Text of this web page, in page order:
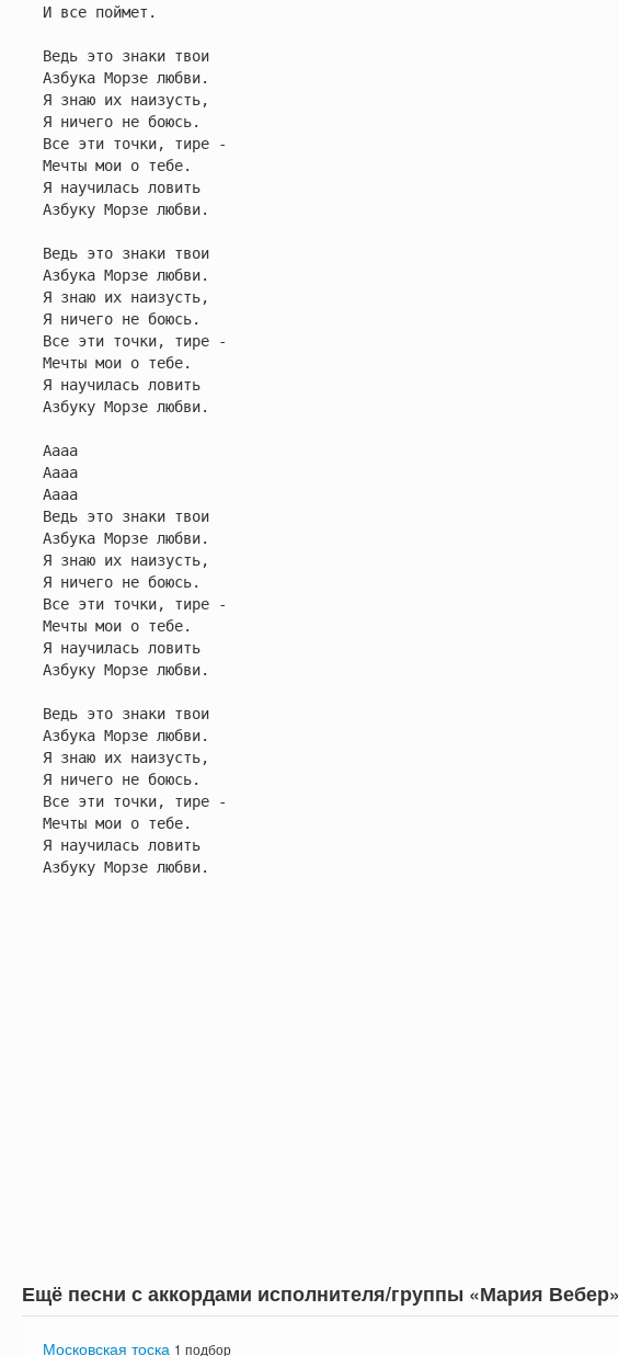
И все поймет.
Ведь это знаки твои
Азбука Морзе любви.
Я знаю их наизусть,
Я ничего не боюсь.
Все эти точки, тире -
Мечты мои о тебе.
Я научилась ловить
Азбуку Морзе любви.
Ведь это знаки твои
Азбука Морзе любви.
Я знаю их наизусть,
Я ничего не боюсь.
Все эти точки, тире -
Мечты мои о тебе.
Я научилась ловить
Азбуку Морзе любви.
Аааа
Аааа
Аааа
Ведь это знаки твои
Азбука Морзе любви.
Я знаю их наизусть,
Я ничего не боюсь.
Все эти точки, тире -
Мечты мои о тебе.
Я научилась ловить
Азбуку Морзе любви.
Ведь это знаки твои
Азбука Морзе любви.
Я знаю их наизусть,
Я ничего не боюсь.
Все эти точки, тире -
Мечты мои о тебе.
Я научилась ловить
Азбуку Морзе любви.
Ещё песни с аккордами исполнителя/группы «Мария Вебер»
Московская тоска 1 подбор